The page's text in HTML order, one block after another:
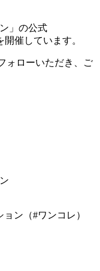
」の公式
催しています。
ォローいただき、ご
ン（#ワンコレ）